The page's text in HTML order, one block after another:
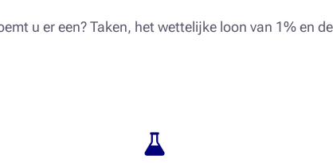
u er een? Taken, het wettelijke loon van 1% en